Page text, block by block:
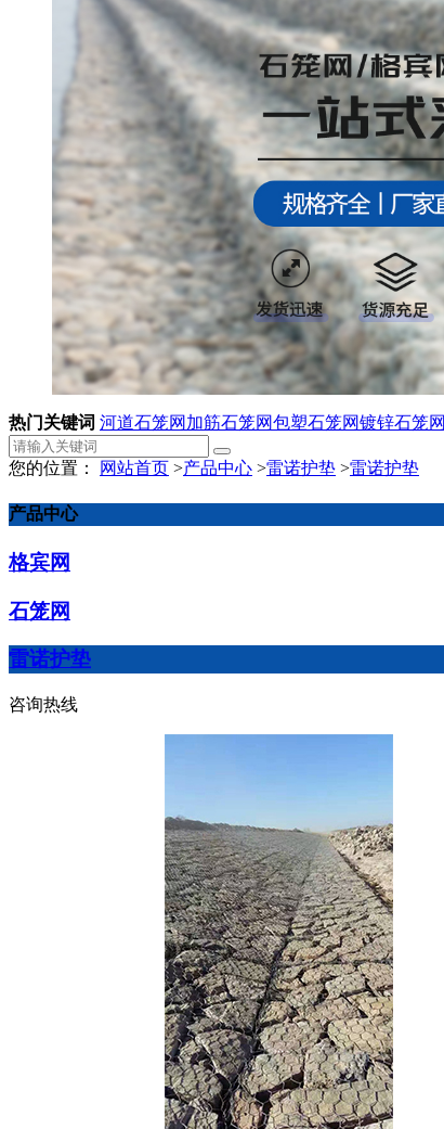
热门关键词 河道石笼网 加筋石笼网包塑石笼网镀锌石笼网
您的位置： 网站首页 >产品中心 >雷诺护垫 >雷诺护垫
产品中心
格宾网
石笼网
雷诺护垫
咨询热线